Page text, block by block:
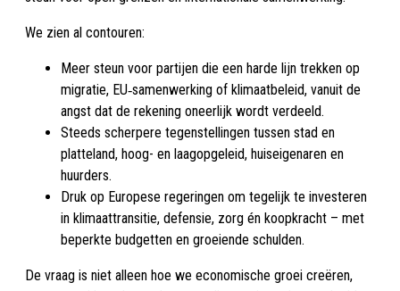
We zien al contouren:
Meer steun voor partijen die een harde lijn trekken op
migratie, EU‑samenwerking of klimaatbeleid, vanuit de
angst dat de rekening oneerlijk wordt verdeeld.
Steeds scherpere tegenstellingen tussen stad en
platteland, hoog- en laagopgeleid, huiseigenaren en
huurders.
Druk op Europese regeringen om tegelijk te investeren
in klimaattransitie, defensie, zorg én koopkracht – met
beperkte budgetten en groeiende schulden.
De vraag is niet alleen hoe we economische groei creëren,